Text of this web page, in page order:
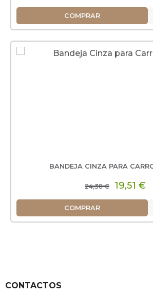
COMPRAR
BANDEJA CINZA PARA
24,38 € 19,51 €
COMPRAR
CONTACTOS